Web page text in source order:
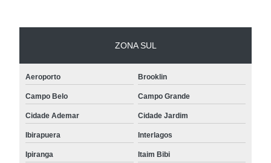
ZONA SUL
Aeroporto Brooklin
Campo Belo Campo Grande
Cidade Ademar Cidade Jardim
Ibirapuera Interlagos
Ipiranga Itaim Bibi